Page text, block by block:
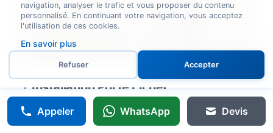
Installation Porte Fichet
Pose de porte blindée marque Fichet par serrurier agréé
Appeler WhatsApp Devis
navigation, analyser le trafic et vous proposer du contenu
personnalisé. En continuant votre navigation, vous acceptez
l'utilisation de ces cookies.
En savoir plus
Refuser Accepter